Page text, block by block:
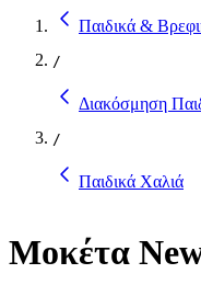
Παιδικά &
/
Διακόσμηση
/
Παιδικά Χαλιά
Μοκέτα